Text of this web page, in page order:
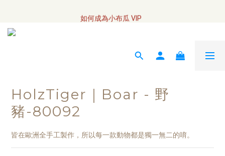
如何成為小布瓜 VIP
HolzTiger｜Boar - 野
豬-80092
皆在歐洲全手工製作，所以每一款動物都是獨一無二的唷。